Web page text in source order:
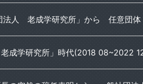
法人 老成学研究所」から 任意団
老成学研究所」時代(2018